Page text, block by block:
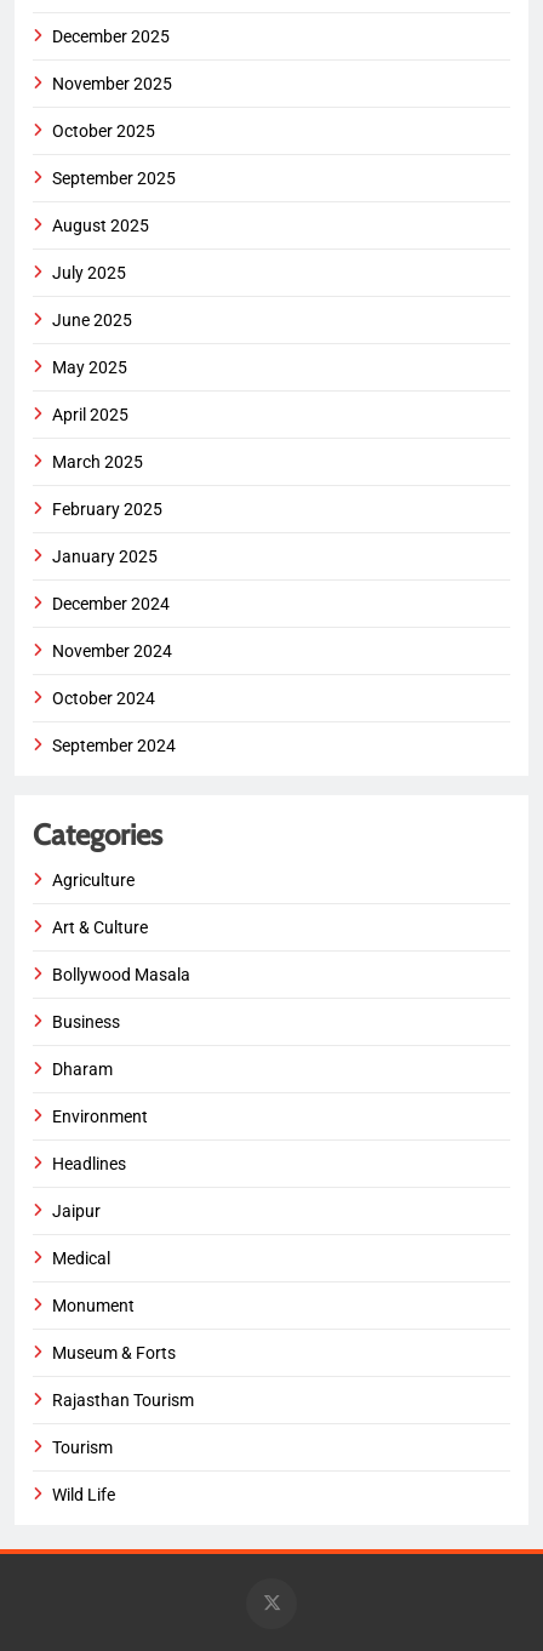
December 2025
November 2025
October 2025
September 2025
August 2025
July 2025
June 2025
May 2025
April 2025
March 2025
February 2025
January 2025
December 2024
November 2024
October 2024
September 2024
Categories
Agriculture
Art & Culture
Bollywood Masala
Business
Dharam
Environment
Headlines
Jaipur
Medical
Monument
Museum & Forts
Rajasthan Tourism
Tourism
Wild Life